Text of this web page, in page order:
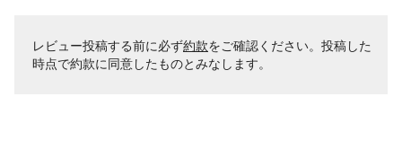
レビュー投稿する前に必ず約款をご確認ください。投稿した
時点で約款に同意したものとみなします。